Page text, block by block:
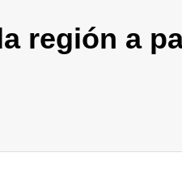
región a